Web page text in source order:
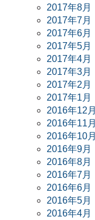
2017年8月
2017年7月
2017年6月
2017年5月
2017年4月
2017年3月
2017年2月
2017年1月
2016年12月
2016年11月
2016年10月
2016年9月
2016年8月
2016年7月
2016年6月
2016年5月
2016年4月